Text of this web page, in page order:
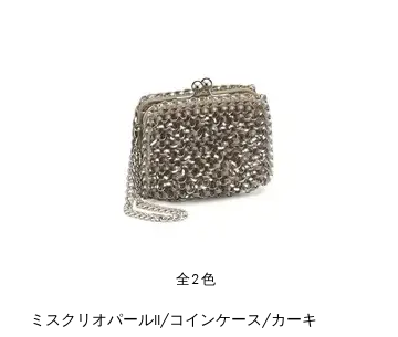
全2色
ミスクリオパールII/コインケース/カーキ